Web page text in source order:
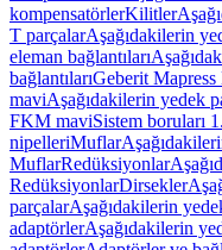
kompensatörlerKilitler
T parçalarAşağıdakilerin
eleman bağlantıları
bağlantılarıGeberit
maviAşağıdakilerin yedek
FKM maviSistem boruları
nipelleriMuflar
MuflarRedüksiyonlar
RedüksiyonlarDirsekler
parçalarAşağıdakilerin
adaptörlerAşağıdakilerin